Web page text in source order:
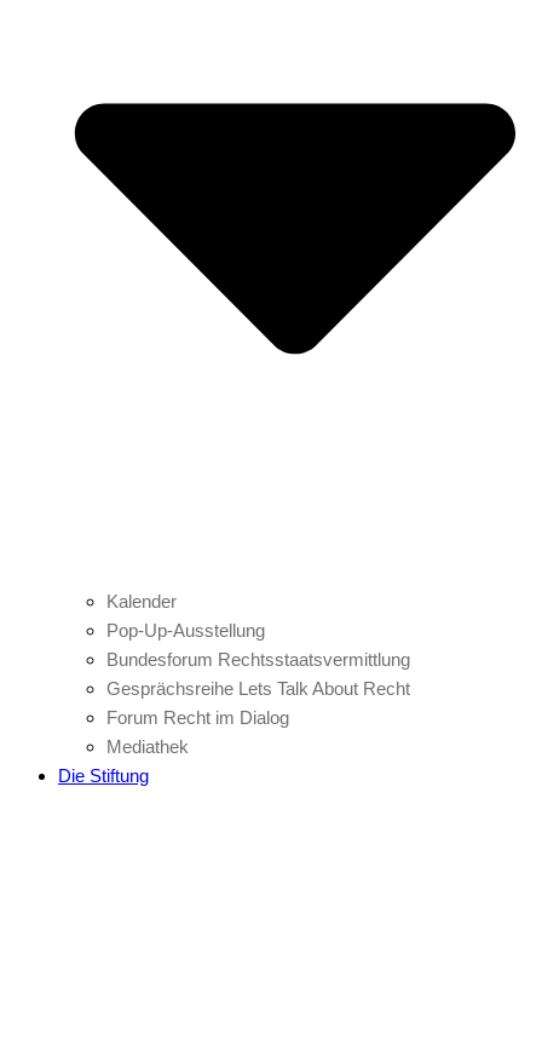
Kalender
Pop-Up-Ausstellung
Bundesforum Rechtsstaatsvermittlung
Gesprächsreihe Lets Talk About Recht
Forum Recht im Dialog
Mediathek
Die Stiftung